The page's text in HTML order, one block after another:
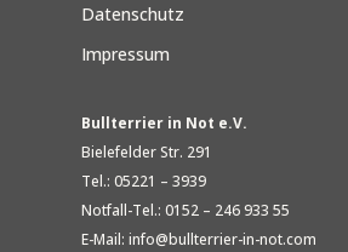
Datenschutz
Impressum
Bullterrier in Not e.V.
Bielefelder Str. 291
Tel.: 05221 – 3939
Notfall-Tel.: 0152 – 246 933 55
E-Mail: info@bullterrier-in-not.com